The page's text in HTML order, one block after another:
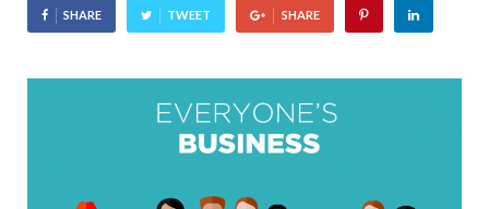
SHARE TWEET SHARE